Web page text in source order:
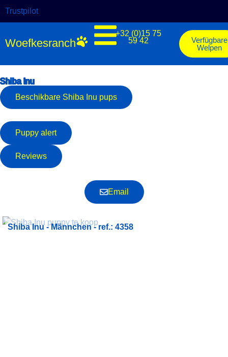
Trustpilot
Woefkesranch
+32 (0)15 75
59 42
Verfügbare
Welpen
Shiba Inu
Beschikbare Shiba Inu pups
Puppy alert
Reviews
Email
Shiba Inu - Männchen - ref.: 4358